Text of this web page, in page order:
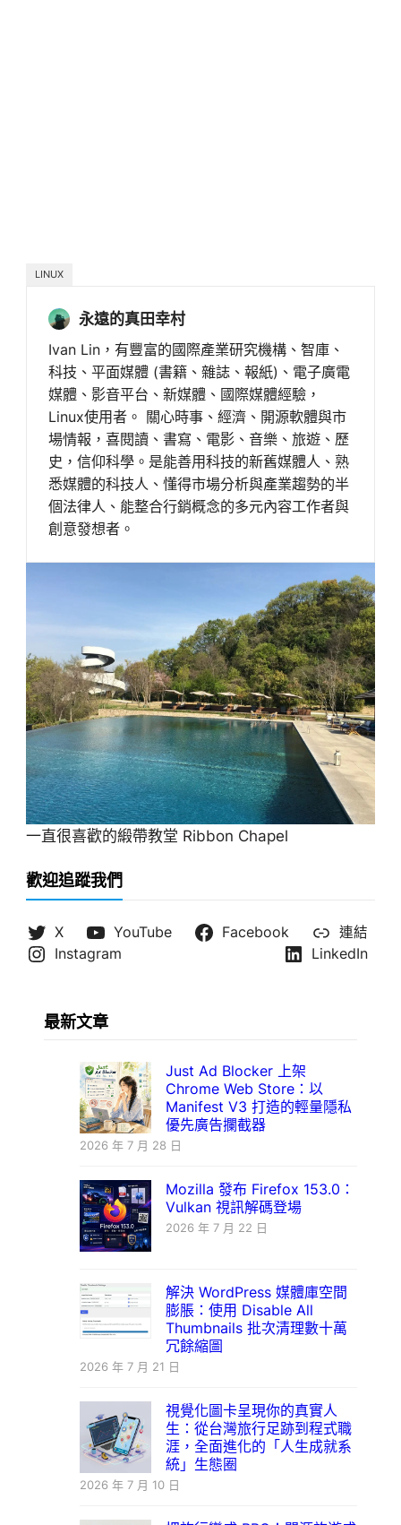
LINUX
永遠的真田幸村
Ivan Lin，有豐富的國際產業研究機構、智庫、
科技、平面媒體 (書籍、雜誌、報紙)、電子廣電
媒體、影音平台、新媒體、國際媒體經驗，
Linux使用者。 關心時事、經濟、開源軟體與市
場情報，喜閱讀、書寫、電影、音樂、旅遊、歷
史，信仰科學。是能善用科技的新舊媒體人、熟
悉媒體的科技人、懂得市場分析與產業趨勢的半
個法律人、能整合行銷概念的多元內容工作者與
創意發想者。
一直很喜歡的緞帶教堂 Ribbon Chapel
歡迎追蹤我們
X YouTube Facebook
連結
Instagram
LinkedIn
最新文章
Just Ad Blocker 上架
Chrome Web Store：以
Manifest V3 打造的輕量隱私
優先廣告攔截器
2026 年 7 月 28 日
Mozilla 發布 Firefox 153.0：
Vulkan 視訊解碼登場
2026 年 7 月 22 日
解決 WordPress 媒體庫空間
膨脹：使用 Disable All
Thumbnails 批次清理數十萬
冗餘縮圖
2026 年 7 月 21 日
視覺化圖卡呈現你的真實人
生：從台灣旅行足跡到程式職
涯，全面進化的「人生成就系
統」生態圈
2026 年 7 月 10 日